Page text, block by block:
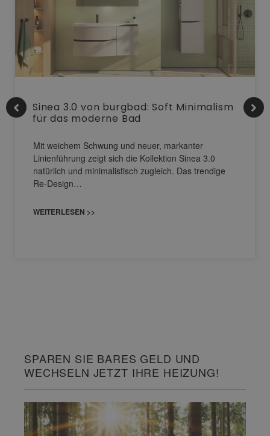
Sinea 3.0 von burgbad: Soft Minimalism
für das moderne Bad
Mit weichem Schwung und neuer, markanter
Linienführung zeigt sich die Kollektion Sinea 3.0
natürlich und minimalistisch zugleich. Das trendige
Re-Design…
WEITERLESEN >>
SPAREN SIE BARES GELD UND
WECHSELN JETZT IHRE HEIZUNG!